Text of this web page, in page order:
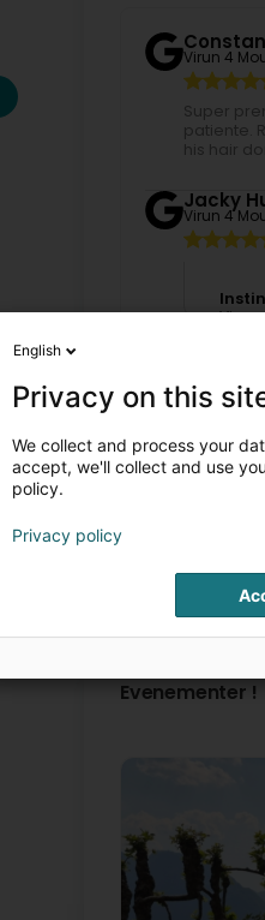
Virun 4
Super
patiente.
his hair
Jacky
Virun 4
Virun
Mio
Virun 1
Excellent !!
Sofia
Virun 1
Evenementer !
English
Privacy on this
We collect and process your
accept, we'll collect and use
policy.
Privacy policy